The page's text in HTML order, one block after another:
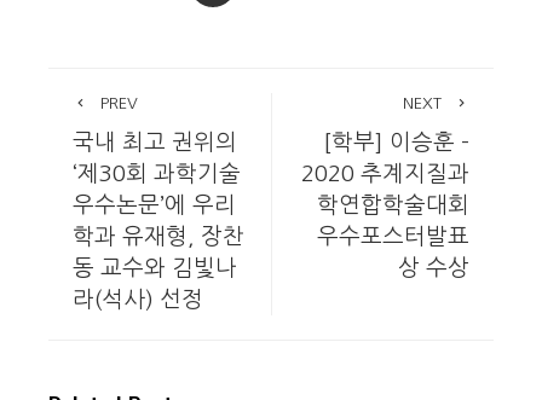
PREV
국내 최고 권위의
‘제30회 과학기술
우수논문’에 우리
학과 유재형, 장찬
동 교수와 김빛나
라(석사) 선정
NEXT
[학부] 이승훈 –
2020 추계지질과
학연합학술대회
우수포스터발표
상 수상